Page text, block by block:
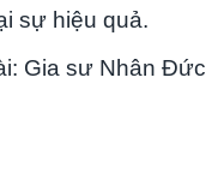
sự hiệu quả.
Gia sư Nhân Đức